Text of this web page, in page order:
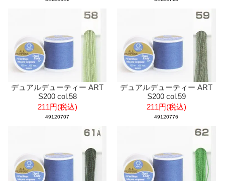
デュアルデューティー ART
S200 col.58
211円(税込)
49120707
デュアルデューティー ART
S200 col.59
211円(税込)
49120776